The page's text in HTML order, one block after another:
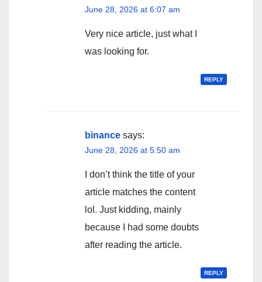
June 28, 2026 at 6:07 am
Very nice article, just what I
was looking for.
REPLY
binance says:
June 28, 2026 at 5:50 am
I don’t think the title of your
article matches the content
lol. Just kidding, mainly
because I had some doubts
after reading the article.
REPLY